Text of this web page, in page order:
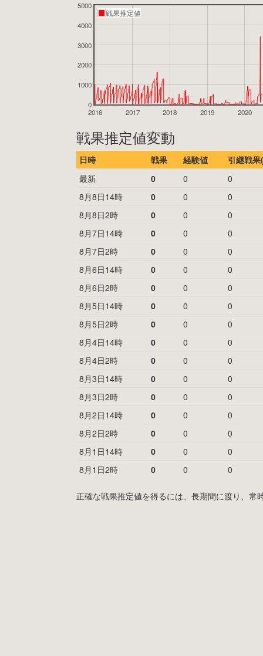
2016 2017 2018 2019 2020
0
1000
2000
3000
4000
5000
戦果推定値
戦果推定値変動
日時 戦果 経験値
引継戦
最新
0 0
0
8月8日14時
0 0
0
8月8日2時
0 0
0
8月7日14時
0 0
0
8月7日2時
0 0
0
8月6日14時
0 0
0
8月6日2時
0 0
0
8月5日14時
0 0
0
8月5日2時
0 0
0
8月4日14時
0 0
0
8月4日2時
0 0
0
8月3日14時
0 0
0
8月3日2時
0 0
0
8月2日14時
0 0
0
8月2日2時
0 0
0
8月1日14時
0 0
0
8月1日2時
0 0 0
正確な戦果推定値を得るには、長期間に渡り、